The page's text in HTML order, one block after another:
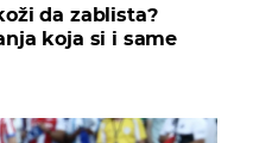
da zablista?
koja si i same